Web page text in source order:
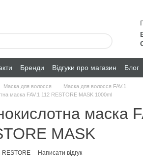
Бренди Відгуки про магазин Блог
Маска для волосся
Маска для волосся FAV.1
маска FAV.1 112 RESTORE MASK 1000ml
маска
MASK
RESTORE Написати відгук